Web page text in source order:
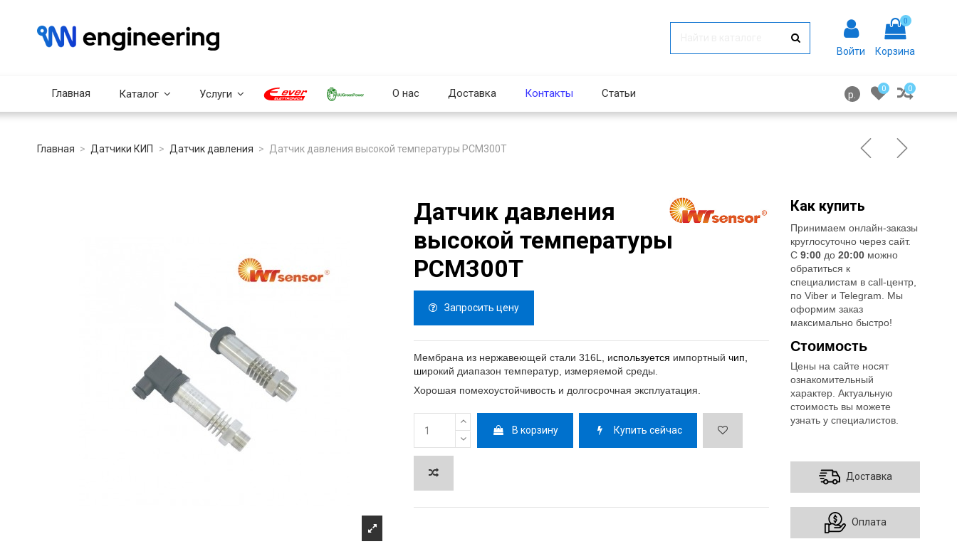
Войти
0
Корзина
Главная Каталог Услуги О нас Доставка Контакты Статьи р.
0 0
Главная Датчики КИП Датчик давления Датчик давления высокой температуры PCM300T
Датчик давления
высокой температуры
PCM300T
Запросить цену
Мембрана из нержавеющей стали 316L, используется импортный чип,
широкий диапазон температур, измеряемой среды.
Хорошая помехоустойчивость и долгосрочная эксплуатация.
В корзину Купить сейчас
Как купить
Принимаем онлайн-заказы
круглосуточно через сайт.
С9:00 до20:00 можно
обратиться к
специалистам в call-центр,
по Viber и Telegram. Мы
оформим заказ
максимально быстро!
Стоимость
Цены на сайте носят
ознакомительный
характер. Актуальную
стоимость вы можете
узнать у специалистов.
Доставка
Оплата